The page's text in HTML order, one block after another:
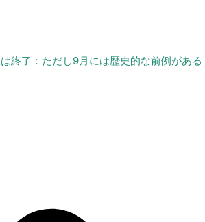
終了：ただし9月には歴史的な前例がある